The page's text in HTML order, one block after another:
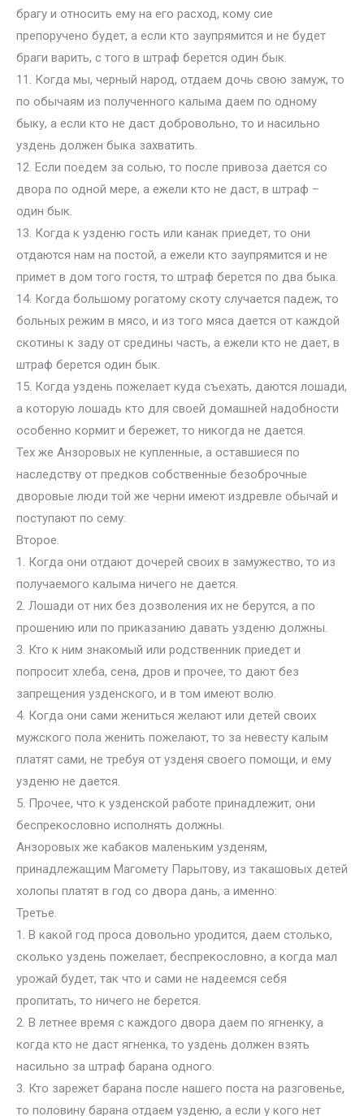
брагу и относить ему на его расход, кому сие
препоручено будет, а если кто заупрямится и не будет
браги варить, с того в штраф берется один бык.
11. Когда мы, черный народ, отдаем дочь свою замуж, то
по обычаям из полученного калыма даем по одному
быку, а если кто не даст добровольно, то и насильно
уздень должен быка захватить.
12. Если поедем за солью, то после привоза дается со
двора по одной мере, а ежели кто не даст, в штраф –
один бык.
13. Когда к узденю гость или канак приедет, то они
отдаются нам на постой, а ежели кто заупрямится и не
примет в дом того гостя, то штраф берется по два быка.
14. Когда большому рогатому скоту случается падеж, то
больных режим в мясо, и из того мяса дается от каждой
скотины к заду от средины часть, а ежели кто не дает, в
штраф берется один бык.
15. Когда уздень пожелает куда съехать, даются лошади,
а которую лошадь кто для своей домашней надобности
особенно кормит и бережет, то никогда не дается.
Тех же Анзоровых не купленные, а оставшиеся по
наследству от предков собственные безоброчные
дворовые люди той же черни имеют издревле обычай и
поступают по сему:
Второе.
1. Когда они отдают дочерей своих в замужество, то из
получаемого калыма ничего не дается.
2. Лошади от них без дозволения их не берутся, а по
прошению или по приказанию давать узденю должны.
3. Кто к ним знакомый или родственник приедет и
попросит хлеба, сена, дров и прочее, то дают без
запрещения узденского, и в том имеют волю.
4. Когда они сами жениться желают или детей своих
мужского пола женить пожелают, то за невесту калым
платят сами, не требуя от узденя своего помощи, и ему
узденю не дается.
5. Прочее, что к узденской работе принадлежит, они
беспрекословно исполнять должны.
Анзоровых же кабаков маленьким узденям,
принадлежащим Магомету Парытову, из такашовых детей
холопы платят в год со двора дань, а именно:
Третье.
1. В какой год проса довольно уродится, даем столько,
сколько уздень пожелает, беспрекословно, а когда мал
урожай будет, так что и сами не надеемся себя
пропитать, то ничего не берется.
2. В летнее время с каждого двора даем по ягненку, а
когда кто не даст ягненка, то уздень должен взять
насильно за штраф барана одного.
3. Кто зарежет барана после нашего поста на разговенье,
то половину барана отдаем узденю, а если у кого нет